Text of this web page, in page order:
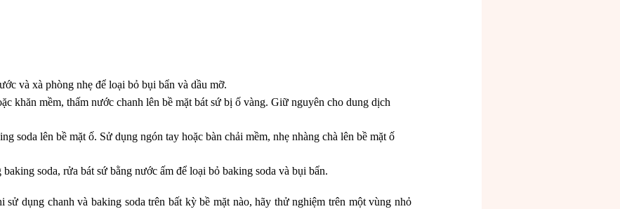
và xà phòng nhẹ để loại bỏ bụi bẩn và dầu mỡ.
khăn mềm, thấm nước chanh lên bề mặt bát sứ bị ố vàng. Giữ nguyên cho dung dịch
soda lên bề mặt ố. Sử dụng ngón tay hoặc bàn chải mềm, nhẹ nhàng chà lên bề mặt ố
baking soda, rửa bát sứ bằng nước ấm để loại bỏ baking soda và bụi bẩn.
dụng chanh và baking soda trên bất kỳ bề mặt nào, hãy thử nghiệm trên một vùng nhỏ